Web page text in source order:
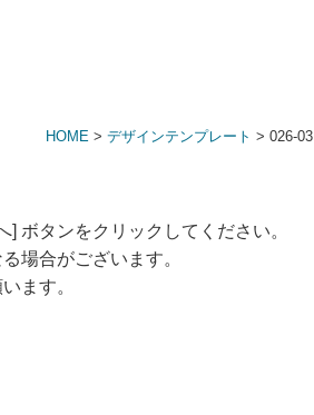
HOME > デザインテンプレート > 026-03
ボタンをクリックしてください。
場合がございます。
ます。